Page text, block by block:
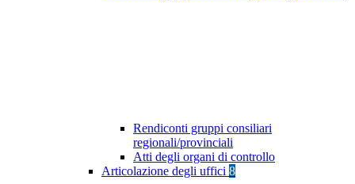
Rendiconti gruppi consiliari
regionali/provinciali
Atti degli organi di controllo
Articolazione degli uffici 8